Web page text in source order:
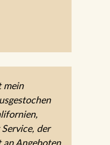
mein
der
Angeboten